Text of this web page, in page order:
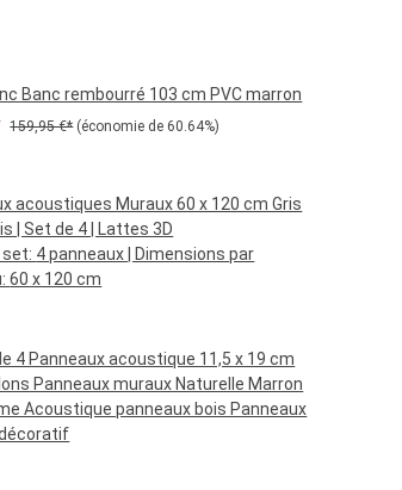
Banc rembourré 103 cm PVC marron
vente :
Prix régulier :
159,95 €* (économie de 60.64%)
acoustiques Muraux 60 x 120 cm Gris
| Set de 4 | Lattes 3D
set: 4 panneaux
| Dimensions par
60 x 120 cm
4 Panneaux acoustique 11,5 x 19 cm
Panneaux muraux Naturelle Marron
Acoustique panneaux bois Panneaux